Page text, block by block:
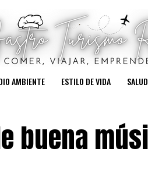
AMBIENTE ESTILO DE VIDA SALUD
buena